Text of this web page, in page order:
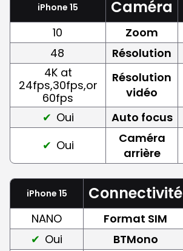
iPhone 15 Caméra
10 Zoom
48
Résolution
4K at
24fps,30fps,or
60fps
Résolution
vidéo
Oui Auto focus
Oui
Caméra
arrière
iPhone 15 Connectivité
NANO Format SIM
Oui
BTMono